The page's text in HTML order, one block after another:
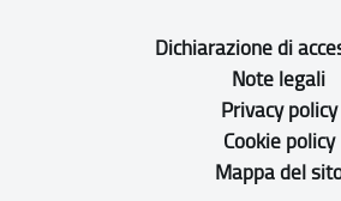
Dichiarazione di
Note legali
Privacy policy
Cookie policy
Mappa del